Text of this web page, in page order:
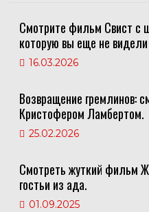
Смотрите фильм Свист с
которую вы еще не видели
16.03.2026
Возвращение гремлинов:
Кристофером Ламбертом.
25.02.2026
Смотреть жуткий фильм
гостьи из ада.
01.09.2025